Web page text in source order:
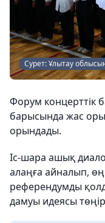
Сурет: Ұлытау
Форум концерттік
барысында жас
орындады.
Іс-шара ашық
алаңға айналып,
референдумды
дамуы идеясы